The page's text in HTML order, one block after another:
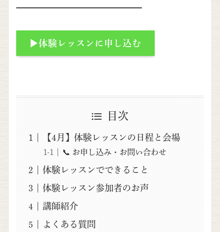
━━━━━━━━━━━━━━━━
▶体験レッスンに申し込む
目次
【4月】体験レッスンの日程と会場
📞 お申し込み・お問い合わせ
体験レッスンでできること
体験レッスン参加者のお声
講師紹介
よくある質問